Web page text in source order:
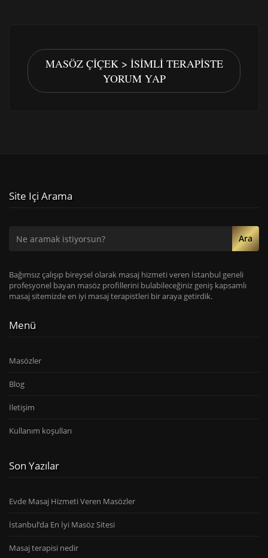
MASÖZ ÇIÇEK > İSIMLI TERAPISTE
YORUM YAP
Site Içi Arama
Ara
Bağımsız çalışıp bireysel olarak masaj hizmeti veren İstanbul geneli
profesyonel bayan masöz profillerini bulabileceğiniz geniş kapsamlı
masaj sitemizde en iyi masaj terapistleri bir araya getirdik.
Menü
Masözler
Blog
İletişim
Kullanım koşulları
Son Yazılar
Evde Masaj Hizmeti Veren Masözler
İstanbul’da En İyi Masöz Sitesi
Masaj terapisi nedir